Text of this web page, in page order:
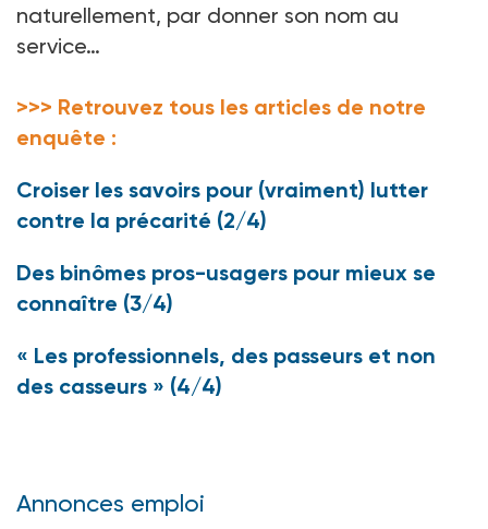
naturellement, par donner son nom au
service…
>>> Retrouvez tous les articles de notre
enquête :
Croiser les savoirs pour (vraiment) lutter
contre la précarité (2/4)
Des binômes pros-usagers pour mieux se
connaître (3/4)
« Les professionnels, des passeurs et non
des casseurs » (4/4)
Annonces emploi